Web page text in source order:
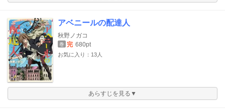
アベニールの配達人
秋野ノガコ
巻 完 680pt
お気に入り：13人
あらすじを見る▼